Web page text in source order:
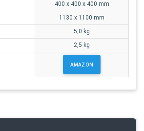
400 x 400 x 400 mm
1130 x 1100 mm
5,0 kg
2,5 kg
AMAZON